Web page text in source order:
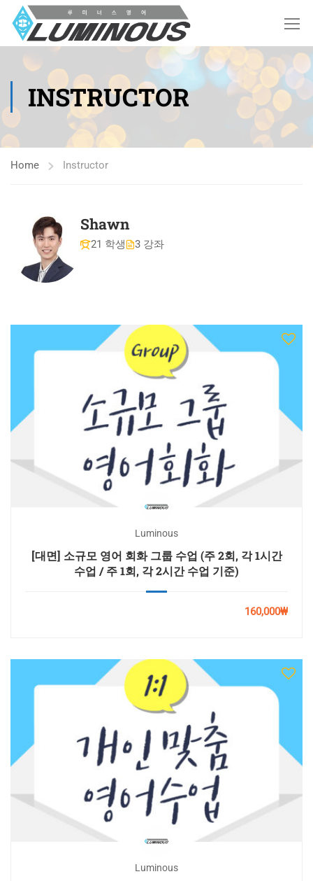
INSTRUCTOR
Home Instructor
Shawn
21 학생 3 강좌
Luminous
[대면] 소규모 영어 회화 그룹 수업 (주 2회, 각 1시간
수업 / 주 1회, 각 2시간 수업 기준)
160,000₩
Luminous